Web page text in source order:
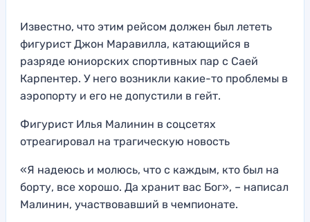
Известно, что этим рейсом должен был лететь
фигурист Джон Маравилла, катающийся в
разряде юниорских спортивных пар с Саей
Карпентер. У него возникли какие-то проблемы в
аэропорту и его не допустили в гейт.
Фигурист Илья Малинин в соцсетях
отреагировал на трагическую новость
«Я надеюсь и молюсь, что с каждым, кто был на
борту, все хорошо. Да хранит вас Бог», – написал
Малинин, участвовавший в чемпионате.